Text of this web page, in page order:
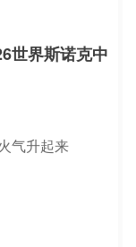
世界斯诺克中